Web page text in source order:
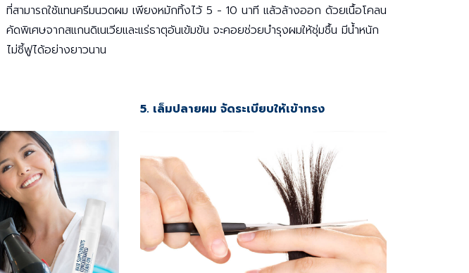
ที่สามารถใช้แทนครีมนวดผม เพียงหมักทิ้งไว้ 5 - 10 นาที แล้วล้างออก ด้วยเนื้อโคลน
คัดพิเศษจากสแกนดิเนเวียและแร่ธาตุอันเข้มข้น จะคอยช่วยบำรุงผมให้ชุ่มชื้น มีน้ำหนัก
ไม่ชี้ฟูได้อย่างยาวนาน
5. เล็มปลายผม จัดระเบียบให้เข้าทรง